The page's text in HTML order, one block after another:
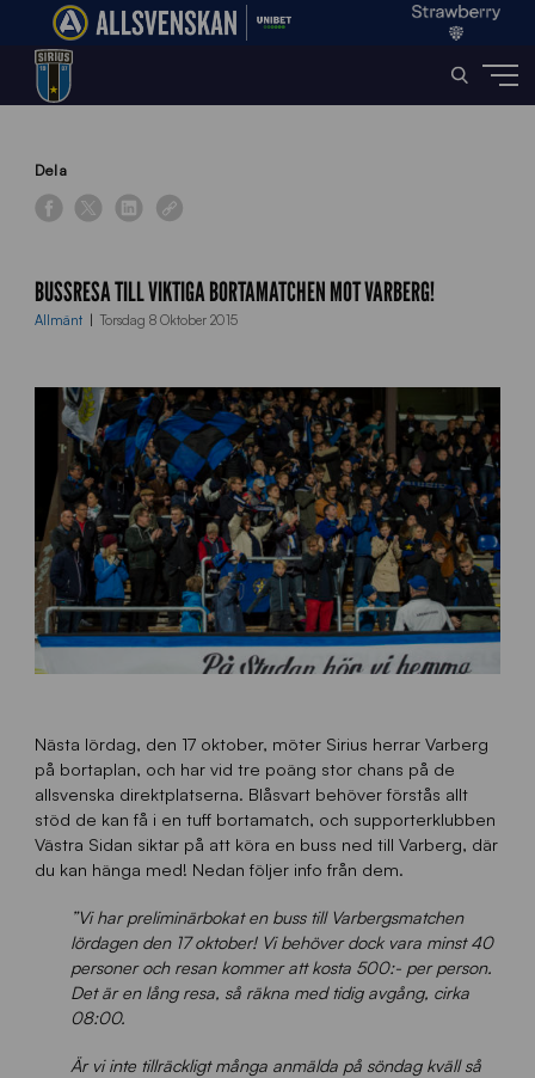
Home»
Dela
BUSSRESA TILL VIKTIGA BORTAMATCHEN MOT VARBERG!
Allmänt Torsdag 8 Oktober 2015
Nästa lördag, den 17 oktober, möter Sirius herrar Varberg
på bortaplan, och har vid tre poäng stor chans på de
allsvenska direktplatserna. Blåsvart behöver förstås allt
stöd de kan få i en tuff bortamatch, och supporterklubben
Västra Sidan siktar på att köra en buss ned till Varberg, där
du kan hänga med! Nedan följer info från dem.
”Vi har preliminärbokat en buss till Varbergsmatchen
lördagen den 17 oktober! Vi behöver dock vara minst 40
personer och resan kommer att kosta 500:- per person.
Det är en lång resa, så räkna med tidig avgång, cirka
08:00.
Är vi inte tillräckligt många anmälda på söndag kväll så